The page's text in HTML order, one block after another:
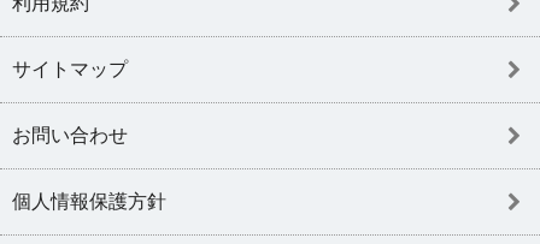
サイトマップ
お問い合わせ
個人情報保護方針